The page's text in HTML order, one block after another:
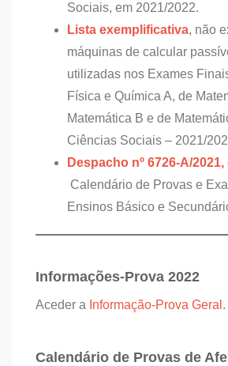
Sociais, em 2021/2022.
Lista exemplificativa, não
máquinas de calcular
utilizadas nos Exames
Física e Química A, de
Matemática B e de
Ciências Sociais – 2021/
Despacho nº 6726-A/
Calendário de Provas e
Ensinos Básico e
Informações-Prova 2022
Aceder a Informação-Prova Geral .
Calendário de Provas de